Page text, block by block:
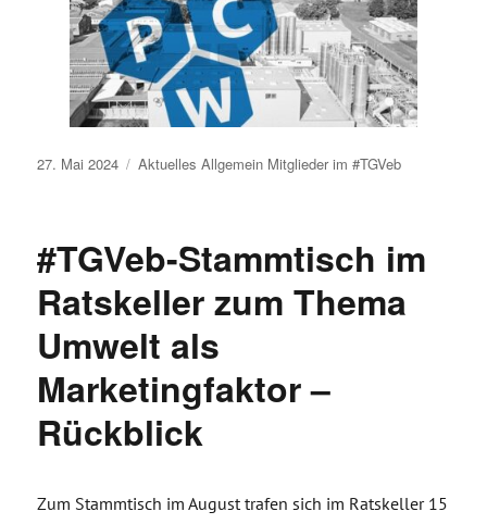
Veröffentlicht
27. Mai 2024 Aktuelles Allgemein Mitglieder im #TGVeb
#TGVeb-Stammtisch im
Ratskeller zum Thema
Umwelt als
Marketingfaktor –
Rückblick
Zum Stammtisch im August trafen sich im Ratskeller 15